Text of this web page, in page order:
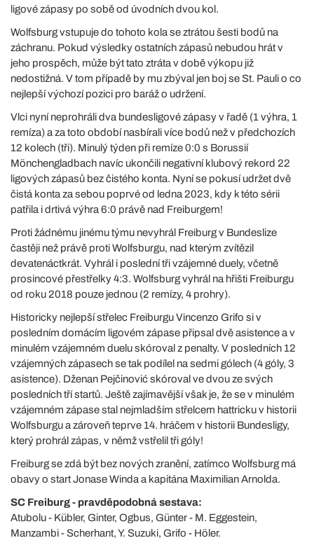
ligové zápasy po sobě od úvodních dvou kol.
Wolfsburg vstupuje do tohoto kola se ztrátou šesti bodů na
záchranu. Pokud výsledky ostatních zápasů nebudou hrát v
jeho prospěch, může být tato ztráta v době výkopu již
nedostižná. V tom případě by mu zbýval jen boj se St. Pauli o co
nejlepší výchozí pozici pro baráž o udržení.
Vlci nyní neprohráli dva bundesligové zápasy v řadě (1 výhra, 1
remíza) a za toto období nasbírali více bodů než v předchozích
12 kolech (tři). Minulý týden při remíze 0:0 s Borussií
Mönchengladbach navíc ukončili negativní klubový rekord 22
ligových zápasů bez čistého konta. Nyní se pokusí udržet dvě
čistá konta za sebou poprvé od ledna 2023, kdy k této sérii
patřila i drtivá výhra 6:0 právě nad Freiburgem!
Proti žádnému jinému týmu nevyhrál Freiburg v Bundeslize
častěji než právě proti Wolfsburgu, nad kterým zvítězil
devatenáctkrát. Vyhrál i poslední tři vzájemné duely, včetně
prosincové přestřelky 4:3. Wolfsburg vyhrál na hřišti Freiburgu
od roku 2018 pouze jednou (2 remízy, 4 prohry).
Historicky nejlepší střelec Freiburgu Vincenzo Grifo si v
posledním domácím ligovém zápase připsal dvě asistence a v
minulém vzájemném duelu skóroval z penalty. V posledních 12
vzájemných zápasech se tak podílel na sedmi gólech (4 góly, 3
asistence). Dženan Pejčinović skóroval ve dvou ze svých
posledních tří startů. Ještě zajímavější však je, že se v minulém
vzájemném zápase stal nejmladším střelcem hattricku v historii
Wolfsburgu a zároveň teprve 14. hráčem v historii Bundesligy,
který prohrál zápas, v němž vstřelil tři góly!
Freiburg se zdá být bez nových zranění, zatímco Wolfsburg má
obavy o start Jonase Winda a kapitána Maximilian Arnolda.
SC Freiburg - pravděpodobná sestava:
Atubolu - Kübler, Ginter, Ogbus, Günter - M. Eggestein,
Manzambi - Scherhant, Y. Suzuki, Grifo - Höler.